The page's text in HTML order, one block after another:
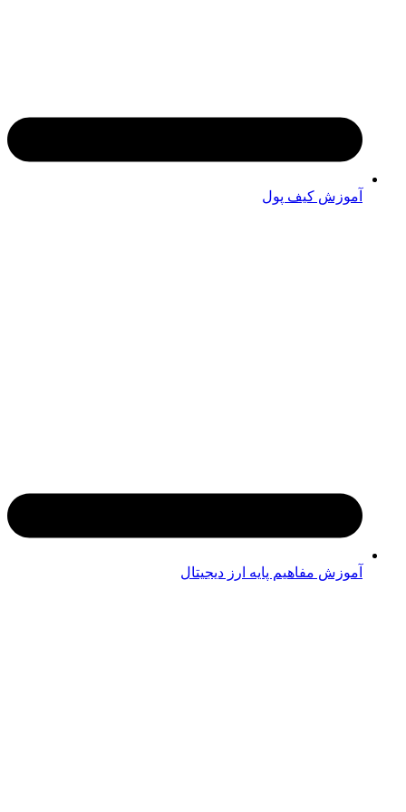
آموزش کیف پول
آموزش مفاهیم پایه ارز دیجیتال